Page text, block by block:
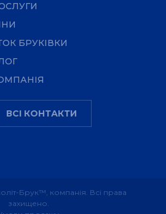
БРУКІВКИ
ВСІ КОНТАКТИ
Брук™, компанія. Всі права
захищено.